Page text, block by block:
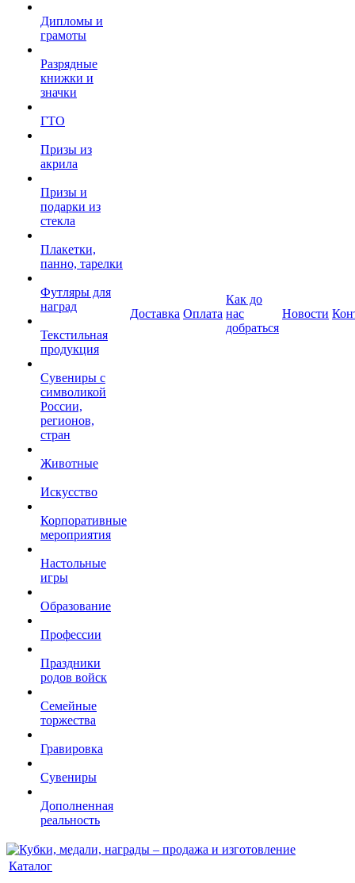
Дипломы и
грамоты
Разрядные
книжки и
значки
ГТО
Призы из
акрила
Призы и
подарки из
стекла
Плакетки,
панно, тарелки
Футляры для
наград
Текстильная
продукция
Сувениры с
символикой
России,
регионов,
стран
Животные
Искусство
Корпоративные
мероприятия
Настольные
игры
Образование
Профессии
Праздники
родов войск
Семейные
торжества
Гравировка
Сувениры
Дополненная
реальность
Доставка Оплата
Как до
нас
добраться
Новости
Каталог